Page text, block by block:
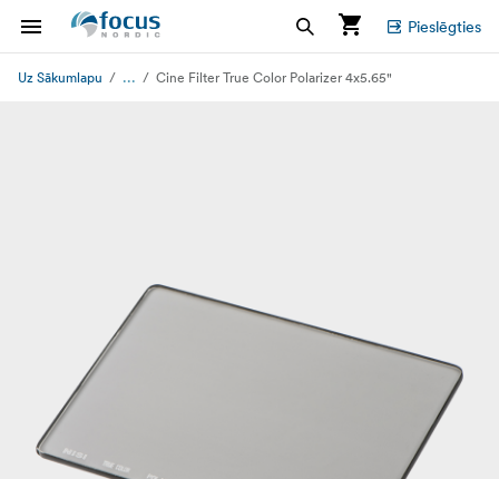
Pieslēgties
Uz Sākumlapu ... Cine Filter True Color Polarizer 4x5.65"